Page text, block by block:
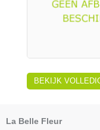
BEKIJK
La Belle Fleur